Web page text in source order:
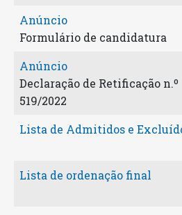
Anúncio
Formulário de candidatura
Anúncio
Declaração de Retificação n.º
519/2022
Lista de Admitidos e
Lista de ordenação final